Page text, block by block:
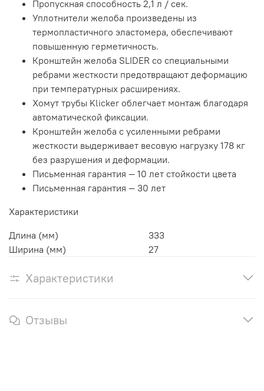
Пропускная способность 2,1 л / сек.
Уплотнители желоба произведены из
термопластичного эластомера, обеспечивают
повышенную герметичность.
Кронштейн желоба SLIDER со специальными
ребрами жесткости предотвращают деформацию
при температурных расширениях.
Хомут трубы Klicker облегчает монтаж благодаря
автоматической фиксации.
Кронштейн желоба с усиленными ребрами
жесткости выдерживает весовую нагрузку 178 кг
без разрушения и деформации.
Письменная гарантия — 10 лет стойкости цвета
Письменная гарантия — 30 лет
Характеристики
Длина (мм)
333
Ширина (мм)
27
Характеристики
Отзывы